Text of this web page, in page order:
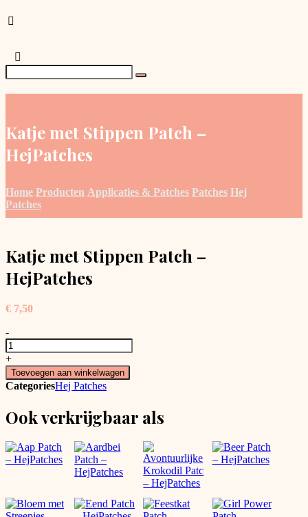
Katje met Stippen Patch –
HejPatches
Home Producten Applicaties & Patches Patches Hej
Patches
Katje met Stippen Patch –
HejPatches
€ 7,50
-
Katje
met
Stippen
Patch
-
aantal
+
Toevoegen aan winkelwagen
CategoriesHej Patches
Ook verkrijgbaar als